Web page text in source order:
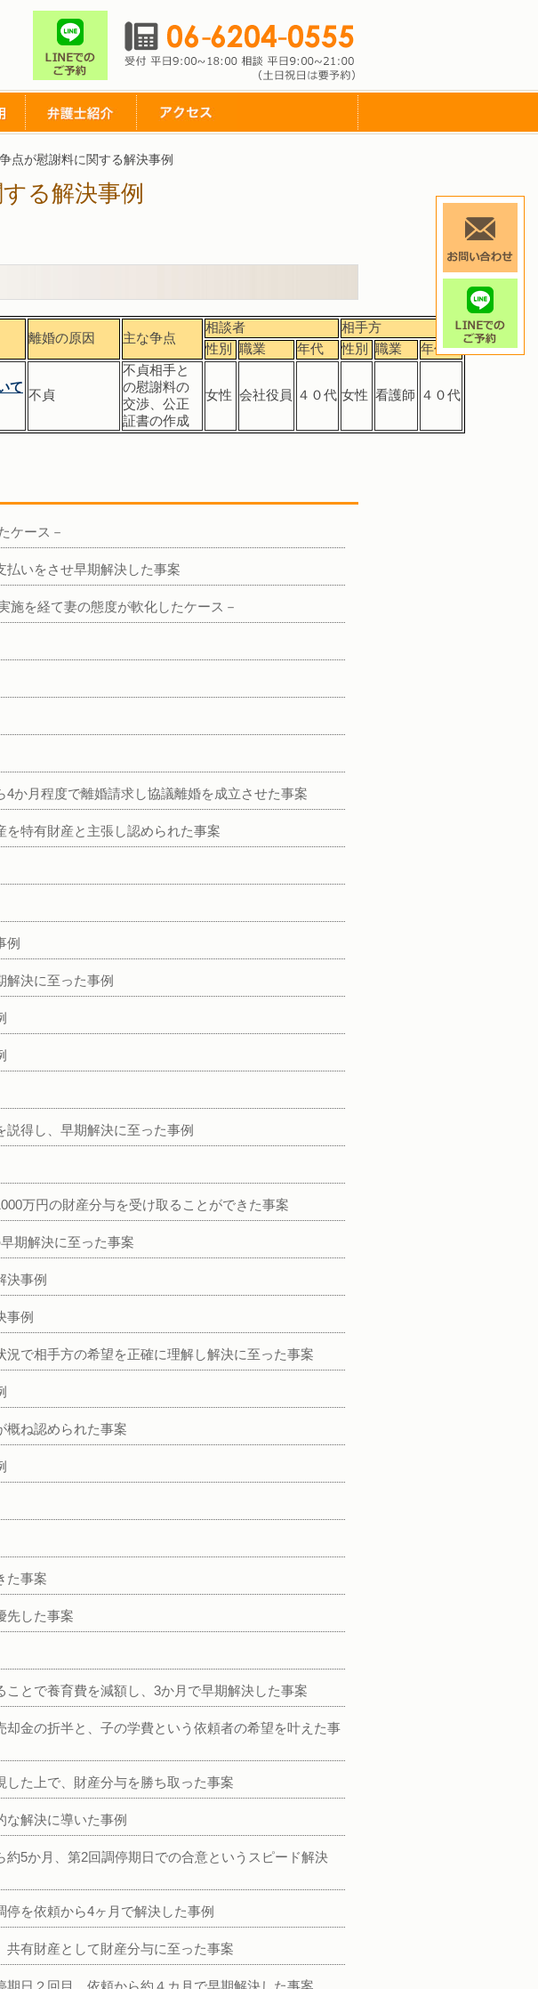
点が慰謝料に関する解決事例
る解決事例
離婚の原因 主な争点
相談者
相手方
性別
職業 年代 性別 職業 年代
て
不貞
不貞相手と
の慰謝料の
交渉、公正
証書の作成
女性 会社役員 ４０代 女性 看護師 ４０代
ケース－
払いをさせ早期解決した事案
施を経て妻の態度が軟化したケース－
か月程度で離婚請求し協議離婚を成立させた事案
特有財産と主張し認められた事案
例
解決に至った事例
説得し、早期解決に至った事例
万円の財産分与を受け取ることができた事案
期解決に至った事案
決事例
事例
で相手方の希望を正確に理解し解決に至った事案
概ね認められた事案
た事案
先した事案
とで養育費を減額し、3か月で早期解決した事案
金の折半と、子の学費という依頼者の希望を叶えた事
た上で、財産分与を勝ち取った事案
な解決に導いた事例
5か月、第2回調停期日での合意というスピード解決
停を依頼から4ヶ月で解決した事例
有財産として財産分与に至った事案
日２回目、依頼から約４カ月で早期解決した事案